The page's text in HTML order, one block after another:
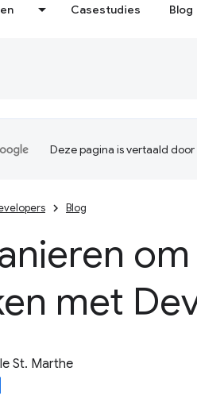
Casestudies Blog
Deze pagina is vertaald
Blog
met
St. Marthe